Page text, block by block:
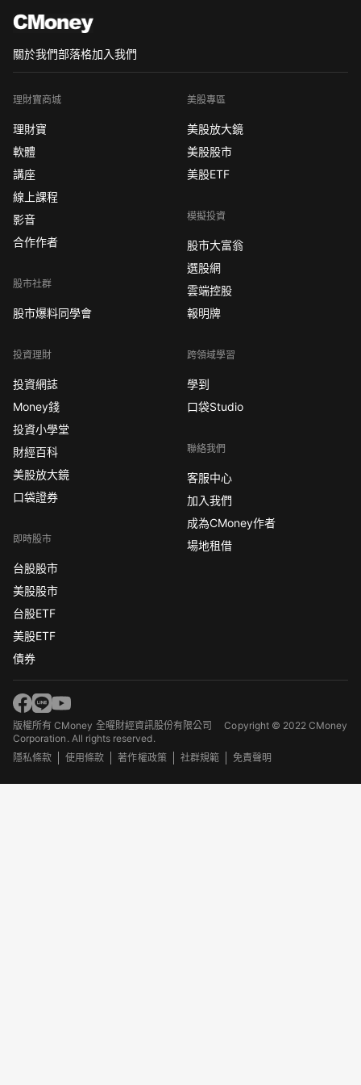
關於我們部落格加入我們
理財寶商城
理財寶
軟體
講座
線上課程
影音
合作作者
股市社群
股市爆料同學會
投資理財
投資網誌
Money錢
投資小學堂
財經百科
美股放大鏡
口袋證券
即時股市
台股股市
美股股市
台股ETF
美股ETF
債券
美股專區
美股放大鏡
美股股市
美股ETF
模擬投資
股市大富翁
選股網
雲端控股
報明牌
跨領域學習
學到
口袋Studio
聯絡我們
客服中心
加入我們
成為CMoney作者
場地租借
版權所有 CMoney 全曜財經資訊股份有限公司Copyright © 2022 CMoney
Corporation. All rights reserved.
隱私條款
使用條款 著作權政策 社群規範 免責聲明